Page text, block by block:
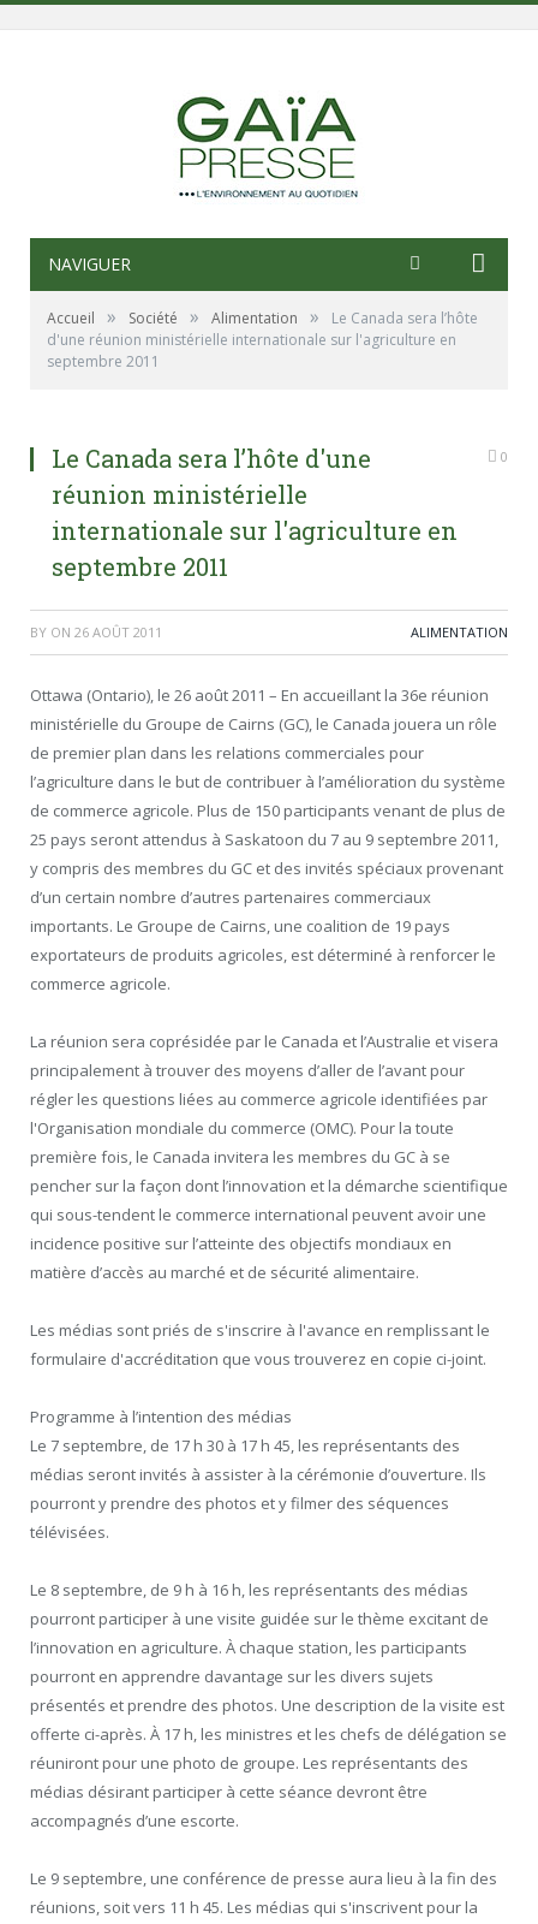
NAVIGUER
Accueil » Société » Alimentation »
Le Canada sera l’hôte
d'une réunion ministérielle internationale sur l'agriculture en
septembre 2011
Le Canada sera l’hôte d'une
réunion ministérielle
internationale sur l'agriculture en
septembre 2011
0
BY ON 26 AOÛT 2011 ALIMENTATION
Ottawa (Ontario), le 26 août 2011 – En accueillant la 36e réunion
ministérielle du Groupe de Cairns (GC), le Canada jouera un rôle
de premier plan dans les relations commerciales pour
l’agriculture dans le but de contribuer à l’amélioration du système
de commerce agricole. Plus de 150 participants venant de plus de
25 pays seront attendus à Saskatoon du 7 au 9 septembre 2011,
y compris des membres du GC et des invités spéciaux provenant
d’un certain nombre d’autres partenaires commerciaux
importants. Le Groupe de Cairns, une coalition de 19 pays
exportateurs de produits agricoles, est déterminé à renforcer le
commerce agricole.
La réunion sera coprésidée par le Canada et l’Australie et visera
principalement à trouver des moyens d’aller de l’avant pour
régler les questions liées au commerce agricole identifiées par
l'Organisation mondiale du commerce (OMC). Pour la toute
première fois, le Canada invitera les membres du GC à se
pencher sur la façon dont l’innovation et la démarche scientifique
qui sous-tendent le commerce international peuvent avoir une
incidence positive sur l’atteinte des objectifs mondiaux en
matière d’accès au marché et de sécurité alimentaire.
Les médias sont priés de s'inscrire à l'avance en remplissant le
formulaire d'accréditation que vous trouverez en copie ci-joint.
Programme à l’intention des médias
Le 7 septembre, de 17 h 30 à 17 h 45, les représentants des
médias seront invités à assister à la cérémonie d’ouverture. Ils
pourront y prendre des photos et y filmer des séquences
télévisées.
Le 8 septembre, de 9 h à 16 h, les représentants des médias
pourront participer à une visite guidée sur le thème excitant de
l’innovation en agriculture. À chaque station, les participants
pourront en apprendre davantage sur les divers sujets
présentés et prendre des photos. Une description de la visite est
offerte ci-après. À 17 h, les ministres et les chefs de délégation se
réuniront pour une photo de groupe. Les représentants des
médias désirant participer à cette séance devront être
accompagnés d’une escorte.
Le 9 septembre, une conférence de presse aura lieu à la fin des
réunions, soit vers 11 h 45. Les médias qui s'inscrivent pour la